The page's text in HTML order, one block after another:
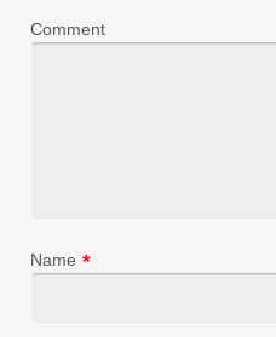
Comment
Name *